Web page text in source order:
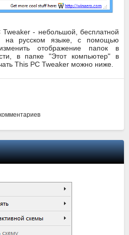
Tweaker - небольшой, бесплатной
на русском языке, с помощью
отображение папок в
в папке "Этот компьютер" в
This PC Tweaker можно ниже.